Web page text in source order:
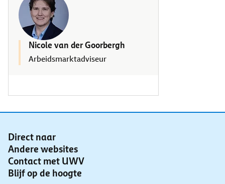
Nicole van der Goorbergh
Arbeidsmarktadviseur
Direct naar
Andere websites
Contact met UWV
Blijf op de hoogte